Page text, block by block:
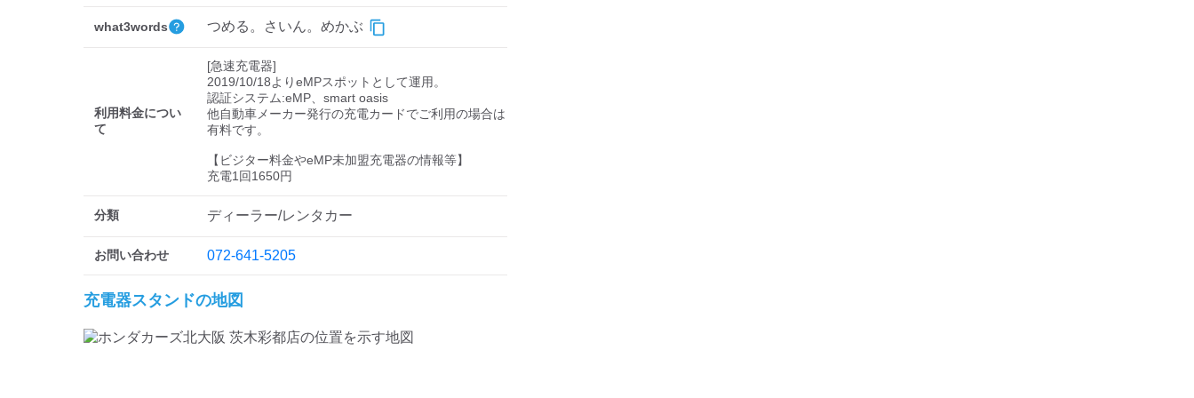
what3words つめる。さいん。めかぶ
利用料金につい
て
[急速充電器]
2019/10/18よりeMPスポットとして運用。
認証システム:eMP、smart oasis
他自動車メーカー発行の充電カードでご利用の場合は
有料です。
【ビジター料金やeMP未加盟充電器の情報等】
充電1回1650円
分類 ディーラー/レンタカー
お問い合わせ 072-641-5205
充電器スタンドの地図